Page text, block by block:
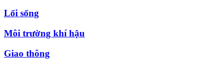
Lối sống
Môi trường khí hậu
Giao thông